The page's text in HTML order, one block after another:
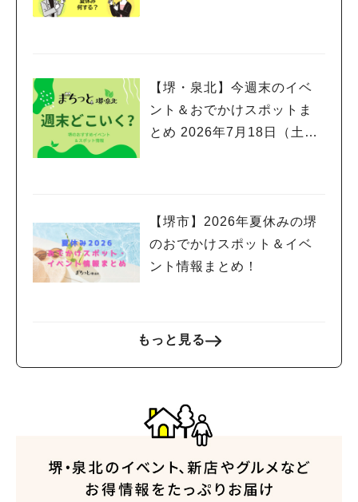
【堺・泉北】今週末のイベ
ント＆おでかけスポットま
とめ 2026年7月18日（土）
【堺市】2026年夏休みの堺
のおでかけスポット＆イベ
ント情報まとめ！
もっと見る